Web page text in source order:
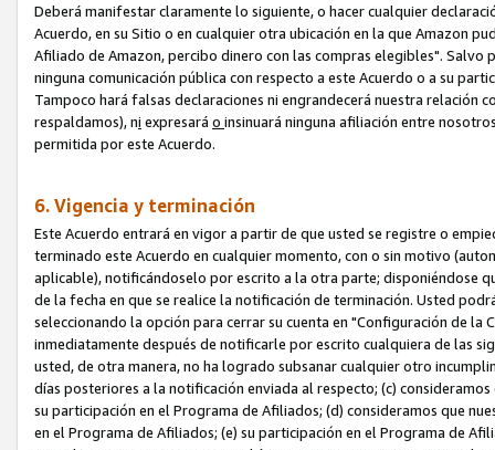
Deberá manifestar claramente lo siguiente, o hacer cualquier
Acuerdo, en su Sitio o en cualquier otra ubicación en la que Amazon
Afiliado de Amazon, percibo dinero con las compras elegibles". Salvo
ninguna comunicación pública con respecto a este Acuerdo o a su
Tampoco hará falsas declaraciones ni engrandecerá nuestra relación
respaldamos), ni expresará o insinuará ninguna afiliación entre
permitida por este Acuerdo.
6. Vigencia y terminación
Este Acuerdo entrará en vigor a partir de que usted se registre o
terminado este Acuerdo en cualquier momento, con o sin motivo
aplicable), notificándoselo por escrito a la otra parte; disponiéndose
de la fecha en que se realice la notificación de terminación. Usted
seleccionando la opción para cerrar su cuenta en "Configuración de
inmediatamente después de notificarle por escrito cualquiera de las
usted, de otra manera, no ha logrado subsanar cualquier otro
días posteriores a la notificación enviada al respecto; (c)
su participación en el Programa de Afiliados; (d) consideramos que
en el Programa de Afiliados; (e) su participación en el Programa de